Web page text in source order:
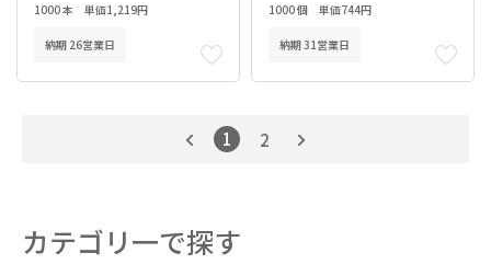
1000 本 単価1,219円
納期 26営業日
1000 個 単価744円
納期 31営業日
1 2
カテゴリ一で探す